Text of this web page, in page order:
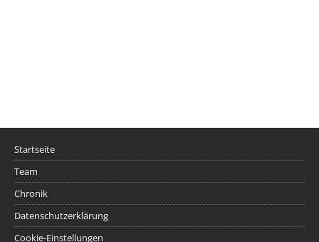
Startseite
Team
Chronik
Datenschutzerklärung
Cookie-Einstellungen